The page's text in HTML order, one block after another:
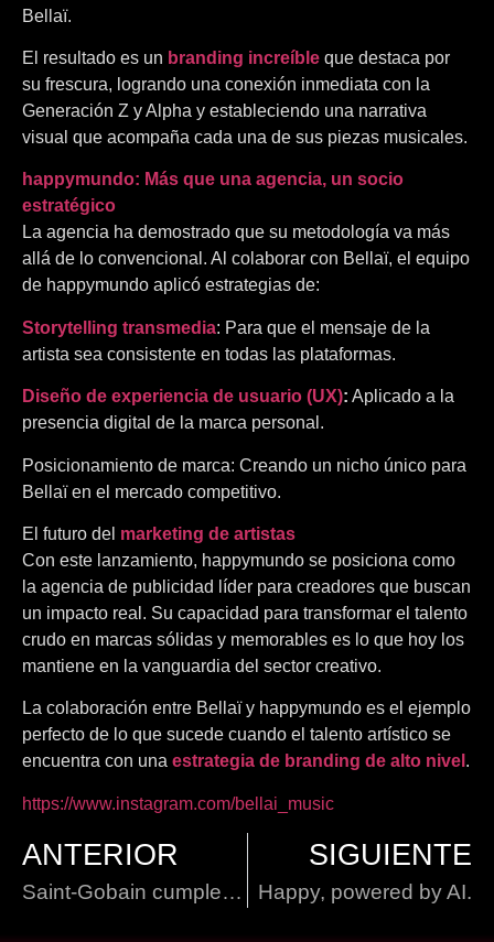
Bellaï.
El resultado es un branding increíble que destaca por
su frescura, logrando una conexión inmediata con la
Generación Z y Alpha y estableciendo una narrativa
visual que acompaña cada una de sus piezas musicales.
happymundo: Más que una agencia, un socio
estratégico
La agencia ha demostrado que su metodología va más
allá de lo convencional. Al colaborar con Bellaï, el equipo
de happymundo aplicó estrategias de:
Storytelling transmedia: Para que el mensaje de la
artista sea consistente en todas las plataformas.
Diseño de experiencia de usuario (UX): Aplicado a la
presencia digital de la marca personal.
Posicionamiento de marca: Creando un nicho único para
Bellaï en el mercado competitivo.
El futuro del marketing de artistas
Con este lanzamiento, happymundo se posiciona como
la agencia de publicidad líder para creadores que buscan
un impacto real. Su capacidad para transformar el talento
crudo en marcas sólidas y memorables es lo que hoy los
mantiene en la vanguardia del sector creativo.
La colaboración entre Bellaï y happymundo es el ejemplo
perfecto de lo que sucede cuando el talento artístico se
encuentra con una estrategia de branding de alto nivel .
https://www.instagram.com/bellai_music
ANTERIOR
Saint-Gobain cumple 360 años
SIGUIENTE
Happy, powered by AI.